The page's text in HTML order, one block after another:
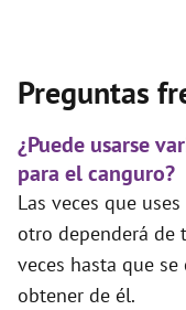
Preguntas
¿Puede usarse
para el canguro?
Las veces que
otro dependerá de
veces hasta que
obtener de él.